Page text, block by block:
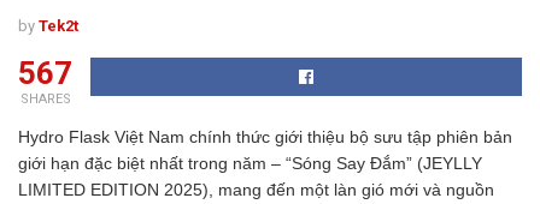
by Tek2t
567
SHARES
Hydro Flask Việt Nam chính thức giới thiệu bộ sưu tập phiên bản
giới hạn đặc biệt nhất trong năm – “Sóng Say Đắm” (JEYLLY
LIMITED EDITION 2025), mang đến một làn gió mới và nguồn